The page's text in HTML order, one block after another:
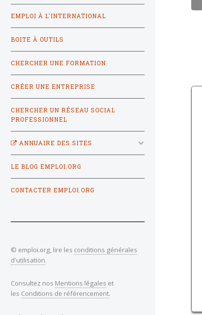
EMPLOI À L'INTERNATIONAL
BOITE À OUTILS
CHERCHER UNE FORMATION
CRÉER UNE ENTREPRISE
CHERCHER UN RÉSEAU SOCIAL
PROFESSIONNEL
ANNUAIRE DES SITES
LE BLOG EMPLOI.ORG
CONTACTER EMPLOI.ORG
© emploi.org, lire les conditions générales
d'utilisation.
Consultez nos Mentions légales et
les Conditions de référencement.